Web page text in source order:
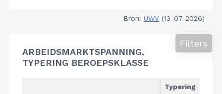
Bron: UWV (13-07-2026)
ARBEIDSMARKTSPANNING,
TYPERING BEROEPSKLASSE
Filters